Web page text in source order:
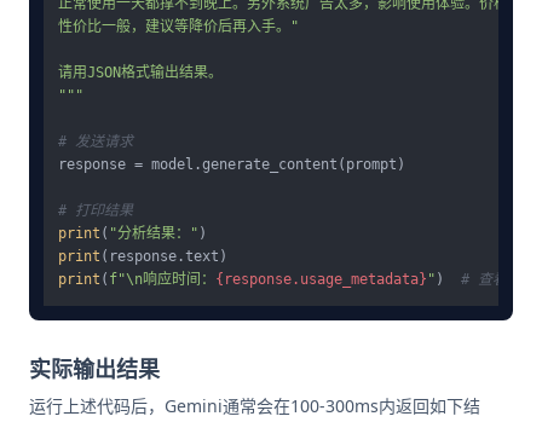
性价比一般，建议等降价后再入手。"
请用JSON格式输出结果。
"""
# 发送请求
response = model.generate_content(prompt)
# 打印结果
print ( "分析结果："
print
print ( f"\n响应时间： {response.usage_metadata} " ) # 查看
实际输出结果
运行上述代码后，Gemini通常会在100-300ms内返回如下结